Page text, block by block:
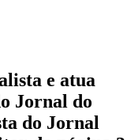
e atua
Jornal do
do Jornal